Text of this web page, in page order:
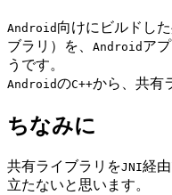
Android 向けにビルドし
ブラリ）を、 Android ア
うです。
AndroidのC++から、共有
ちなみに
共有ライブラリをJNI経
立たないと思います。